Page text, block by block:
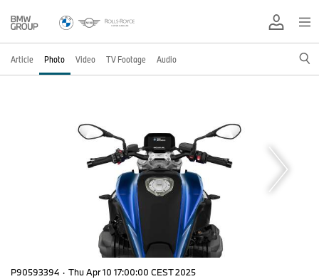
Article Photo Video TV Footage Audio
P90593394 · Thu Apr 10 17:00:00 CEST 2025